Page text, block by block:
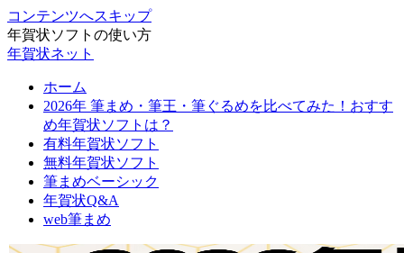
コンテンツへスキップ
年賀状ソフトの使い方
年賀状ネット
ホーム
2026年 筆まめ・筆王・筆ぐるめを比べてみた！おすす
め年賀状ソフトは？
有料年賀状ソフト
無料年賀状ソフト
筆まめベーシック
年賀状Q&A
web筆まめ